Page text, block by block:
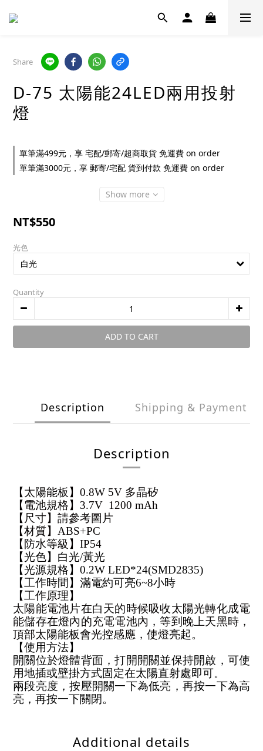
Share
D-75 太陽能24LED兩用投射
燈
單筆滿499元，享 宅配/郵寄/超商取貨 免運費 on order
單筆滿3000元，享 郵寄/宅配 貨到付款 免運費 on order
Show more
NT$550
光色
Quantity
ADD TO CART
Description Shipping & Payment
Description
【太陽能板】0.8W 5V 多晶矽
【電池規格】3.7V 1200 mAh
【尺寸】請參考圖片
【材質】ABS+PC
【防水等級】IP54
【光色】白光/黃光
【光源規格】0.2W LED*24(SMD2835)
【工作時間】滿電約可亮6~8小時
【工作原理】
太陽能電池片在白天的時候吸收太陽光轉化成電
能儲存在燈內的充電電池內，等到晚上天黑時，
頂部太陽能板會光控感應，使燈亮起。
【使用方法】
開關位於燈體背面，打開開關並保持開啟，可使
用地插或壁掛方式固定在太陽直射處即可。
兩段亮度，按壓開關一下為低亮，再按一下為高
亮，再按一下關閉。
Additional details